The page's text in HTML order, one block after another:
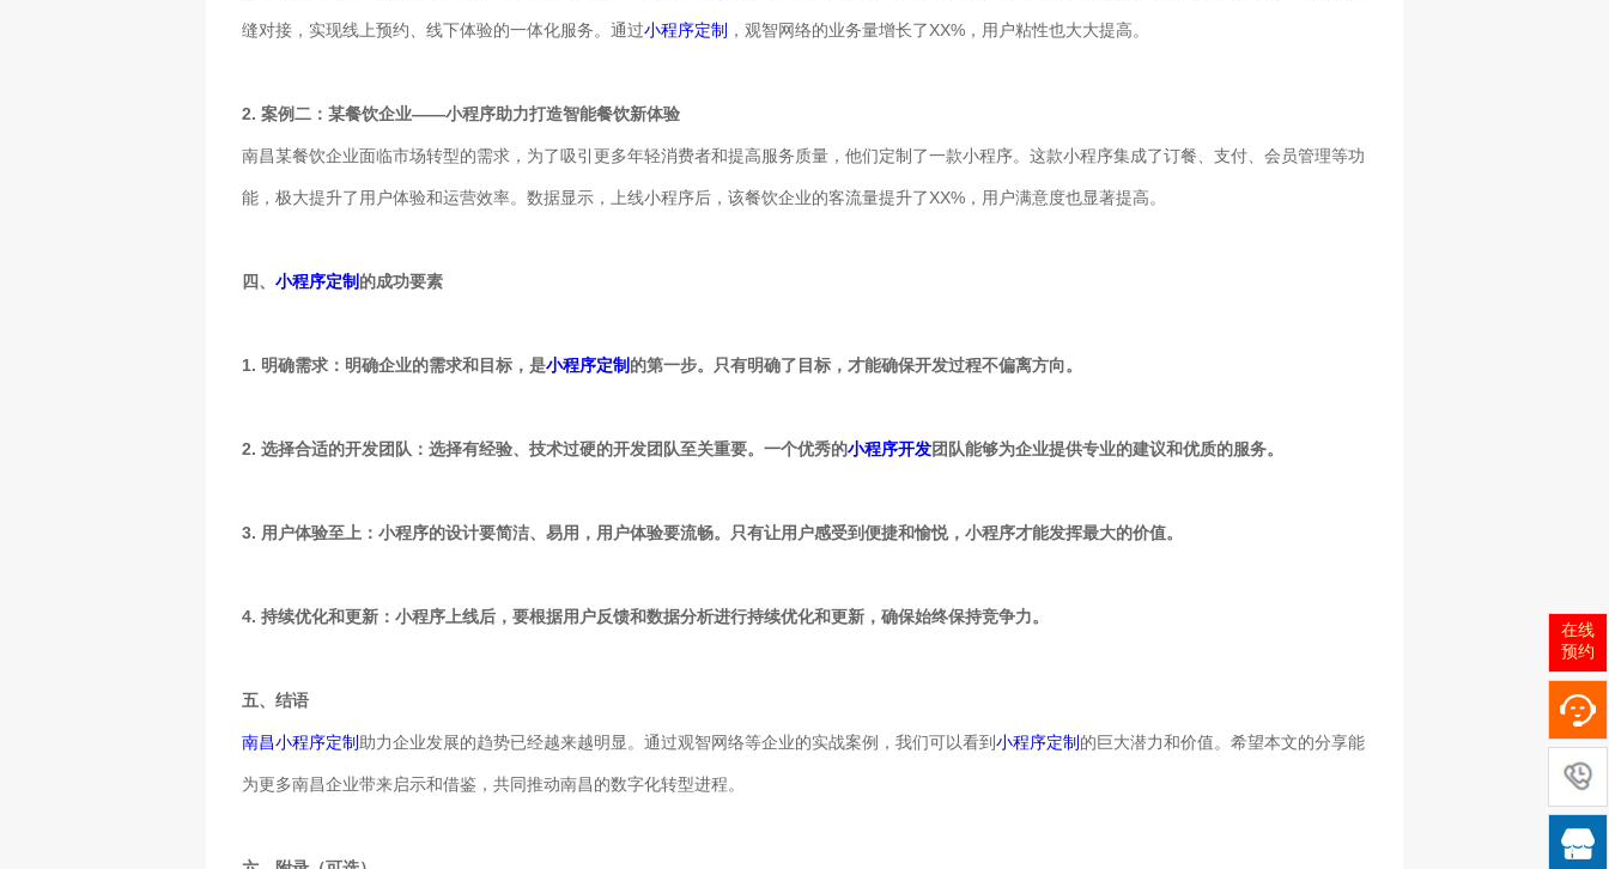
缝对接，实现线上预约、线下体验的一体化服务。通过小程序定制 ，观智网络的业务量增长了XX%，用户粘性也大大提高。
2. 案例二：某餐饮企业——小程序助力打造智能餐饮新体验
南昌某餐饮企业面临市场转型的需求，为了吸引更多年轻消费者和提高服务质量，他们定制了一款小程序。这款小程序集成了订餐、支付、会员管理等功
能，极大提升了用户体验和运营效率。数据显示，上线小程序后，该餐饮企业的客流量提升了XX%，用户满意度也显著提高。
四、 小程序定制 的成功要素
1. 明确需求：明确企业的需求和目标，是小程序定制 的第一步。只有明确了目标，才能确保开发过程不偏离方向。
2. 选择合适的开发团队：选择有经验、技术过硬的开发团队至关重要。一个优秀的小程序开发团队能够为企业提供专业的建议和优质的服务。
3. 用户体验至上：小程序的设计要简洁、易用，用户体验要流畅。只有让用户感受到便捷和愉悦，小程序才能发挥最大的价值。
4. 持续优化和更新：小程序上线后，要根据用户反馈和数据分析进行持续优化和更新，确保始终保持竞争力。
五、结语
南昌小程序定制 助力企业发展的趋势已经越来越明显。通过观智网络等企业的实战案例，我们可以看到 小程序定制 的巨大潜力和价值。希望本文的分享能
为更多南昌企业带来启示和借鉴，共同推动南昌的数字化转型进程。
在线
预约
